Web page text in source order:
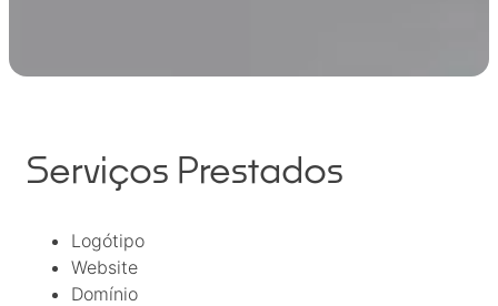
Serviços Prestados
Logótipo
Website
Domínio